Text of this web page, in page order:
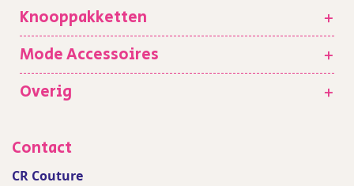
Knooppakketten
+
Mode Accessoires
+
Overig
+
Contact
CR Couture